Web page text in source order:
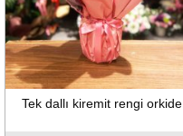
Tek dallı kiremit rengi orkide